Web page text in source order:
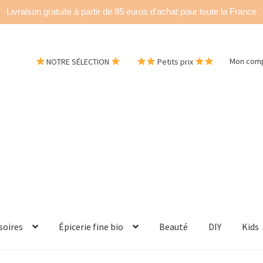
Livraison gratuite à partir de 85 euros d'achat pour toute la France
NOTRE SÉLECTION Petits prix Mon
Épicerie fine bio Beauté DIY Kids